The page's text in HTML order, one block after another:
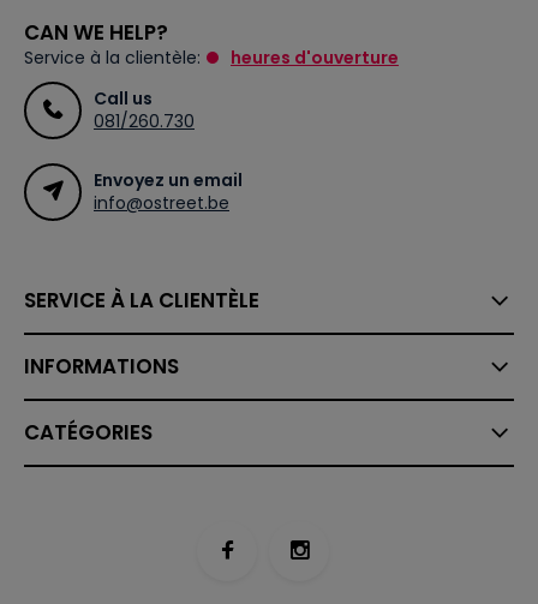
CAN WE HELP?
Service à la clientèle:
heures d'ouverture
Call us
081/260.730
Envoyez un email
info@ostreet.be
SERVICE À LA CLIENTÈLE
INFORMATIONS
CATÉGORIES